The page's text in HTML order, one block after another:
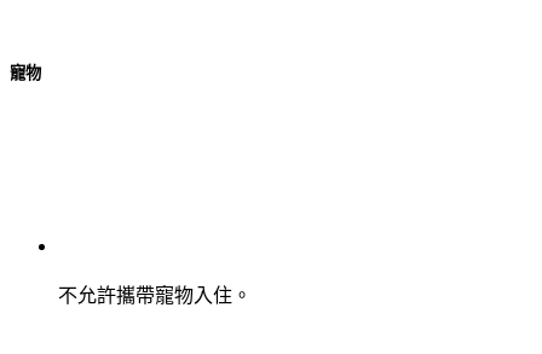
寵物
不允許攜帶寵物入住。